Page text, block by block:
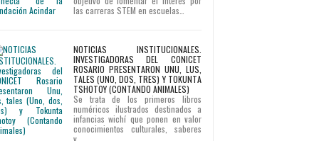
las carreras STEM en escuelas…
NOTICIAS INSTITUCIONALES.
INVESTIGADORAS DEL CONICET
ROSARIO PRESENTARON UNU, LUS,
TALES (UNO, DOS, TRES) Y TOKUNTA
TSHOTOY (CONTANDO ANIMALES)
Se trata de los primeros libros
numéricos ilustrados destinados a
infancias wichí que ponen en valor
conocimientos culturales, saberes
y…